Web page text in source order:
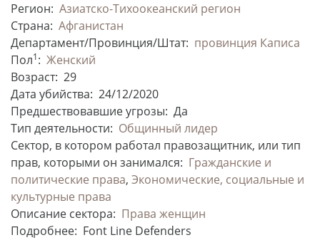
Регион: Азиатско-Тихоокеанский регион
Страна: Афганистан
Департамент/Провинция/Штат: провинция Каписа
Пол1: Женский
Возраст: 29
Дата убийства: 24/12/2020
Предшествовавшие угрозы: Да
Тип деятельности: Общинный лидер
Сектор, в котором работал правозащитник, или тип
прав, которыми он занимался: Гражданские и
политические права, Экономические, социальные и
культурные права
Описание сектора: Права женщин
Подробнее: Font Line Defenders